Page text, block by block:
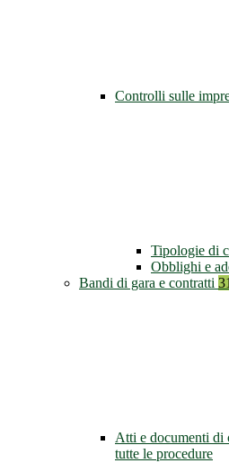
Controlli sulle
Tipologie di
Obblighi e
Bandi di gara e contratti 31
Atti e documenti di
tutte le procedure